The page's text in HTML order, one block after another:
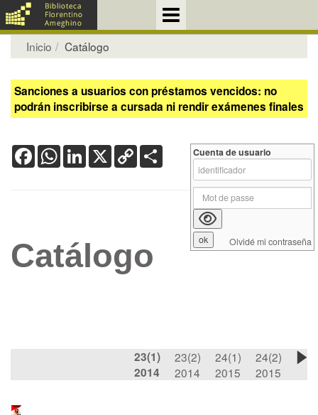
Inicio Catálogo
Sanciones a usuarios con préstamos vencidos: no
podrán inscribirse a cursada ni rendir exámenes finales
FacebookWhatsApp
LinkedIn
X Copy
Link
Catálogo
23(1)
2014
23(2)
2014
24(1)
2015
24(2)
2015
Cuenta de usuario
Olvidé mi contraseña